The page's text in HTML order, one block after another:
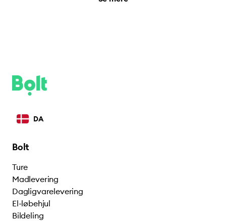
DA
Bolt
Ture
Madlevering
Dagligvarelevering
El-løbehjul
Bildeling